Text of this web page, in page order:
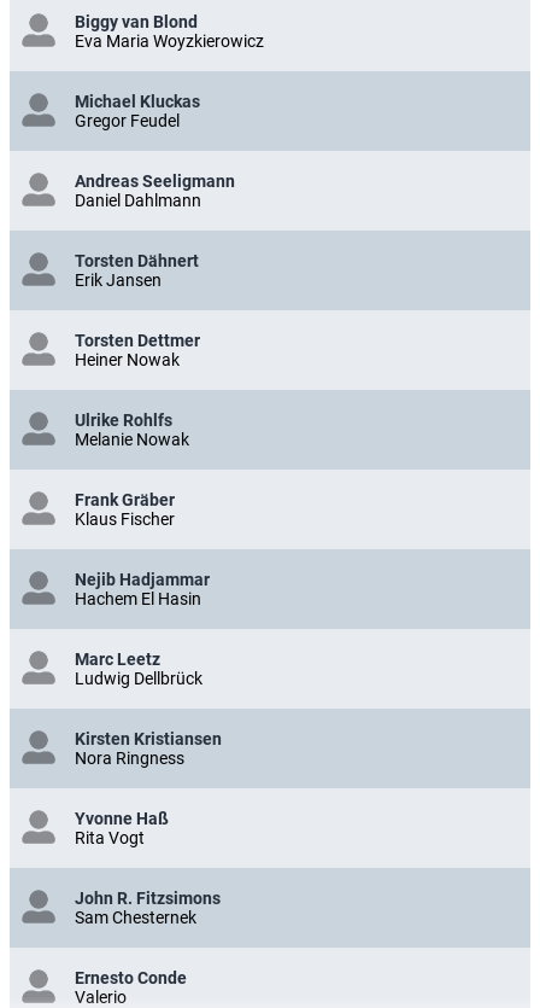
Biggy van Blond
Eva Maria Woyzkierowicz
Michael Kluckas
Gregor Feudel
Andreas Seeligmann
Daniel Dahlmann
Torsten Dähnert
Erik Jansen
Torsten Dettmer
Heiner Nowak
Ulrike Rohlfs
Melanie Nowak
Frank Gräber
Klaus Fischer
Nejib Hadjammar
Hachem El Hasin
Marc Leetz
Ludwig Dellbrück
Kirsten Kristiansen
Nora Ringness
Yvonne Haß
Rita Vogt
John R. Fitzsimons
Sam Chesternek
Ernesto Conde
Valerio